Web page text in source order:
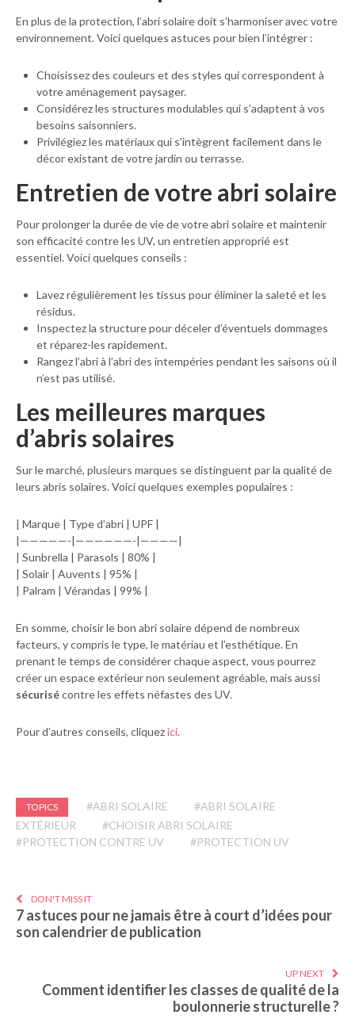
En plus de la protection, l’abri solaire doit s’harmoniser avec votre
environnement. Voici quelques astuces pour bien l’intégrer :
Choisissez des couleurs et des styles qui correspondent à
votre aménagement paysager.
Considérez les structures modulables qui s’adaptent à vos
besoins saisonniers.
Privilégiez les matériaux qui s’intègrent facilement dans le
décor existant de votre jardin ou terrasse.
Entretien de votre abri solaire
Pour prolonger la durée de vie de votre abri solaire et maintenir
son efficacité contre les UV, un entretien approprié est
essentiel. Voici quelques conseils :
Lavez régulièrement les tissus pour éliminer la saleté et les
résidus.
Inspectez la structure pour déceler d’éventuels dommages
et réparez-les rapidement.
Rangez l’abri à l’abri des intempéries pendant les saisons où il
n’est pas utilisé.
Les meilleures marques
d’abris solaires
Sur le marché, plusieurs marques se distinguent par la qualité de
leurs abris solaires. Voici quelques exemples populaires :
| Marque | Type d’abri | UPF |
|—————-|——————-|————|
| Sunbrella | Parasols | 80% |
| Solair | Auvents | 95% |
| Palram | Vérandas | 99% |
En somme, choisir le bon abri solaire dépend de nombreux
facteurs, y compris le type, le matériau et l’esthétique. En
prenant le temps de considérer chaque aspect, vous pourrez
créer un espace extérieur non seulement agréable, mais aussi
sécurisécontre les effets néfastes des UV.
Pour d’autres conseils, cliquezici.
TOPICS #ABRI SOLAIRE
#ABRI SOLAIRE
EXTÉRIEUR
#CHOISIR ABRI SOLAIRE
#PROTECTION CONTRE UV
#PROTECTION UV
DON'T MISS IT
7 astuces pour ne jamais être à court d’idées pour
son calendrier de publication
UP NEXT
Comment identifier les classes de qualité de la
boulonnerie structurelle ?